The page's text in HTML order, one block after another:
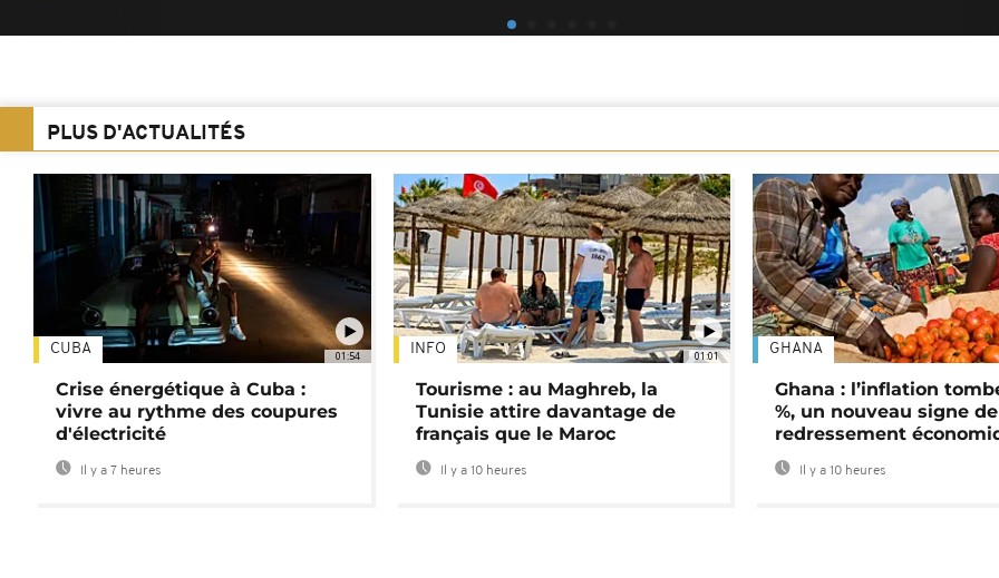
PLUS D'ACTUALITÉS
01:54
CUBA
Crise énergétique à Cuba :
vivre au rythme des coupures
d'électricité
Il y a 7 heures
01:01
INFO
Tourisme : au Maghreb, la
Tunisie attire davantage de
français que le Maroc
Il y a 10 heures
GHANA
Ghana : l’inflation
%, un nouveau signe de
redressement
Il y a 10 heures